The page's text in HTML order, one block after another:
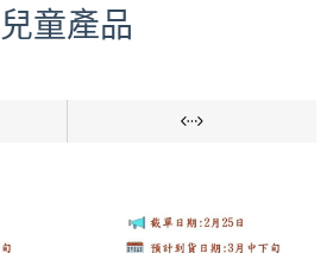
兒童產品